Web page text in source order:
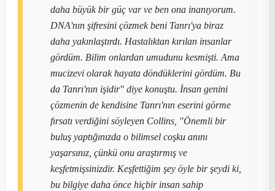
daha büyük bir güç var ve ben ona inanıyorum.
DNA'nın şifresini çözmek beni Tanrı'ya biraz
daha yakınlaştırdı. Hastalıktan kırılan insanlar
gördüm. Bilim onlardan umudunu kesmişti. Ama
mucizevi olarak hayata döndüklerini gördüm. Bu
da Tanrı'nın işidir" diye konuştu. İnsan genini
çözmenin de kendisine Tanrı'nın eserini görme
fırsatı verdiğini söyleyen Collins, "Önemli bir
buluş yaptığınızda o bilimsel coşku anını
yaşarsınız, çünkü onu araştırmış ve
keşfetmişsinizdir. Keşfettiğim şey öyle bir şeydi ki,
bu bilgiye daha önce hiçbir insan sahip